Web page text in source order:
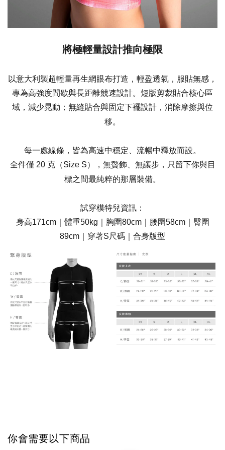
將極輕量設計推向極限
以意大利製超輕量再生網眼布打造，輕盈透氣，服貼無感，
專為高強度間歇與長距離競速設計。短版剪裁貼合核心區
域，減少晃動；無縫貼合與固定下襬設計，消除摩擦與位
移。
每一處線條，皆為高速中穩定、流暢中釋放而設。
全件僅 20 克（Size S），無贅飾、無讓步，只留下你與目
標之間最純粹的那層裝備。
試穿模特兒資訊：
身高171cm｜體重50kg｜胸圍80cm｜腰圍58cm｜臀圍
89cm｜穿著S尺碼｜合身版型
你會需要以下商品